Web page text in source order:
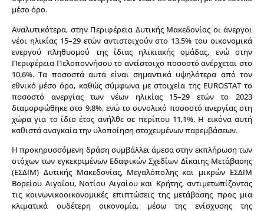
μέσο όρο.
Αναλυτικότερα, στην Περιφέρεια Δυτικής Μακεδονίας οι άνεργοι
νέοι ηλικίας 15–29 ετών αντιστοιχούν στο 13,5% του οικονομικά
ενεργού πληθυσμού της ίδιας ηλικιακής ομάδας, ενώ στην
Περιφέρεια Πελοποννήσου το αντίστοιχο ποσοστό ανέρχεται στο
10,6%. Τα ποσοστά αυτά είναι σημαντικά υψηλότερα από τον
εθνικό μέσο όρο, καθώς σύμφωνα με στοιχεία της EUROSTAT το
ποσοστό ανεργίας των νέων ηλικίας 15–29 ετών το 2023
διαμορφώθηκε στο 9,8%, ενώ το συνολικό ποσοστό ανεργίας στη
χώρα για το ίδιο έτος ανήλθε σε περίπου 11,1%. Η εικόνα αυτή
καθιστά αναγκαία την υλοποίηση στοχευμένων παρεμβάσεων.
Η προκηρυσσόμενη δράση συμβάλλει άμεσα στην εκπλήρωση των
στόχων των εγκεκριμένων Εδαφικών Σχεδίων Δίκαιης Μετάβασης
(ΕΣΔΙΜ) Δυτικής Μακεδονίας, Μεγαλόπολης και μικρών ΕΣΔΙΜ
Βορείου Αιγαίου, Νοτίου Αιγαίου και Κρήτης, αντιμετωπίζοντας
τις κοινωνικοοικονομικές επιπτώσεις της μετάβασης προς μια
κλιματικά ουδέτερη οικονομία, μέσω της ενίσχυσης της